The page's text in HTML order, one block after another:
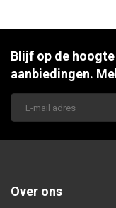
Blijf op de
aanbiedingen.
Over ons